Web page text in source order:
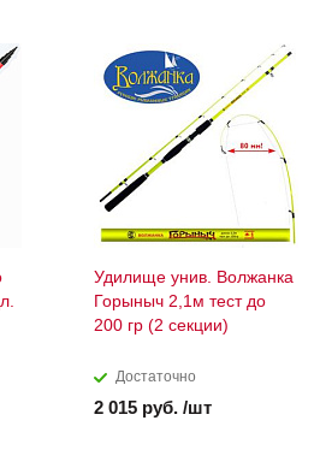
Удилище унив. Волжанка
Горыныч 2,1м тест до
200 гр (2 секции)
Достаточно
2 015 руб. /шт